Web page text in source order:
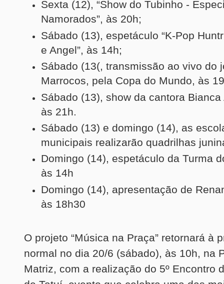
Sexta (12), “Show do Tubinho -
Namorados”, às 20h;
Sábado (13), espetáculo “K-Pop
e Angel”, às 14h;
Sábado (13(, transmissão ao vivo do
Marrocos, pela Copa do Mundo, às
Sábado (13), show da cantora Bianca
às 21h.
Sábado (13) e domingo (14), as
municipais realizarão quadrilhas
Domingo (14), espetáculo da Turma
às 14h
Domingo (14), apresentação de
às 18h30
O projeto “Música na Praça” retornará à
normal no dia 20/6 (sábado), às 10h, na
Matriz, com a realização do 5º Encontro